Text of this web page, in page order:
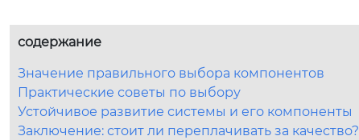
содержание
Значение правильного выбора компонентов
Практические советы по выбору
Устойчивое развитие системы и его компоненты
Заключение: стоит ли переплачивать за качество?